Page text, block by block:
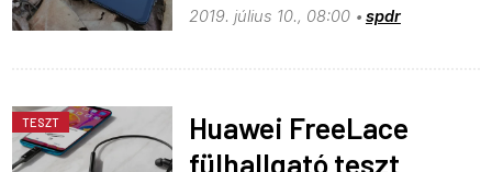
2019. július 10., 08:00 spdr
TESZT
Huawei FreeLace
fülhallgató teszt